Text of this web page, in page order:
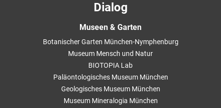
Dialog
Museen & Garten
Botanischer Garten München-Nymphenburg
Museum Mensch und Natur
BIOTOPIA Lab
Paläontologisches Museum München
Geologisches Museum München
Museum Mineralogia München